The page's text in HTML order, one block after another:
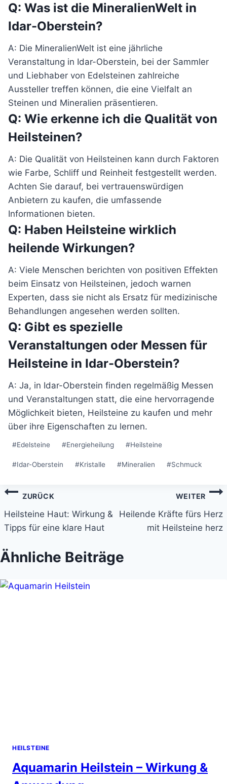
Q: Was ist die MineralienWelt in
Idar-Oberstein?
A: Die MineralienWelt ist eine jährliche
Veranstaltung in Idar-Oberstein, bei der Sammler
und Liebhaber von Edelsteinen zahlreiche
Aussteller treffen können, die eine Vielfalt an
Steinen und Mineralien präsentieren.
Q: Wie erkenne ich die Qualität von
Heilsteinen?
A: Die Qualität von Heilsteinen kann durch Faktoren
wie Farbe, Schliff und Reinheit festgestellt werden.
Achten Sie darauf, bei vertrauenswürdigen
Anbietern zu kaufen, die umfassende
Informationen bieten.
Q: Haben Heilsteine wirklich
heilende Wirkungen?
A: Viele Menschen berichten von positiven Effekten
beim Einsatz von Heilsteinen, jedoch warnen
Experten, dass sie nicht als Ersatz für medizinische
Behandlungen angesehen werden sollten.
Q: Gibt es spezielle
Veranstaltungen oder Messen für
Heilsteine in Idar-Oberstein?
A: Ja, in Idar-Oberstein finden regelmäßig Messen
und Veranstaltungen statt, die eine hervorragende
Möglichkeit bieten, Heilsteine zu kaufen und mehr
über ihre Eigenschaften zu lernen.
Schlagworte:
#Edelsteine #Energieheilung #Heilsteine
#Idar-Oberstein #Kristalle #Mineralien #Schmuck
Beitragsnavigation
ZURÜCK
Heilsteine Haut: Wirkung &
Tipps für eine klare Haut
WEITER
Heilende Kräfte fürs Herz
mit Heilsteine herz
Ähnliche Beiträge
HEILSTEINE
Aquamarin Heilstein – Wirkung &